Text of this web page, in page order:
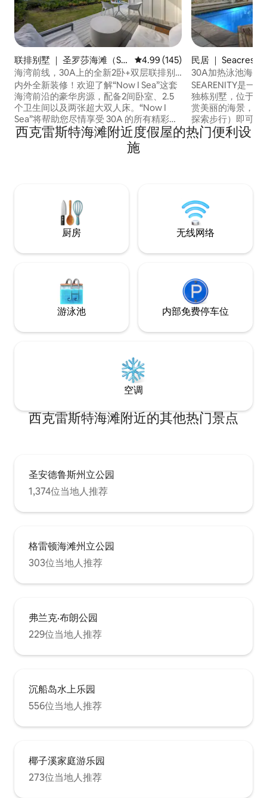
联排别墅 ｜ 圣罗莎海滩（Sa
nta Rosa Beach）
平均评分 4.99 分（满分 5 分），
4.99 (145)
海湾前线，30A上的全新2卧+双层联排别
墅
内外全新装修！欢迎了解“Now I Sea”这套
海湾前沿的豪华房源，配备2间卧室、2.5
个卫生间以及两张超大双人床。“Now I
Sea”将帮助您尽情享受 30A 的所有精彩之
处！ 我们的房源位于艾丽斯海滩（Alys
Beach）和沃特萨운드（Watersound）之
间，附近有许多活动场所和餐厅。 从后门
民居 ｜ Seacrest
30A加热泳池海景
住
SEARENITY是一
独栋别墅，位于
赏美丽的海景，步
探索步行）即可到
我们的公共海滩通
车位，因此始终比
西克雷斯特海滩附近度假屋的热门便利设
施
厨房 无线网络
游泳池 内部免费停车位
空调
西克雷斯特海滩附近的其他热门景点
圣安德鲁斯州立公园
1,374位当地人推荐
格雷顿海滩州立公园
303位当地人推荐
弗兰克·布朗公园
229位当地人推荐
沉船岛水上乐园
556位当地人推荐
椰子溪家庭游乐园
273位当地人推荐